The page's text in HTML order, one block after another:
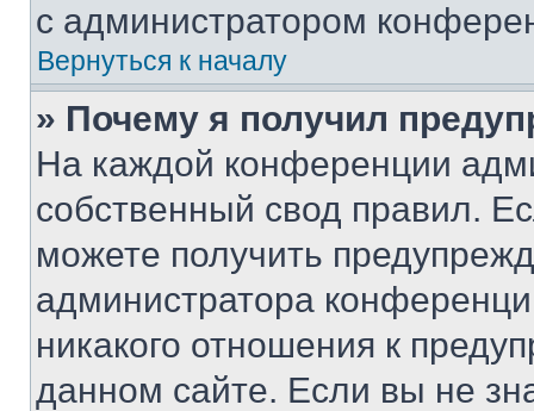
с администратором
Вернуться к началу
» Почему я получил
На каждой конференции
собственный свод правил.
можете получить
администратора
никакого отношения к
данном сайте. Если вы не